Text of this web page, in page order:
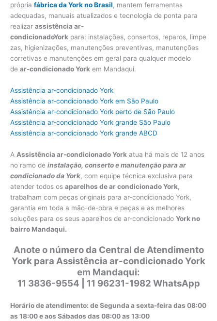
própriafábrica da York no Brasil, mantem ferramentas
adequadas, manuais atualizados e tecnologia de ponta para
realizarassistência ar-
condicionadoYork para: instalações, consertos, reparos, limpe
zas, higienizações, manutenções preventivas, manutenções
corretivas e manutenções em geral para qualquer modelo
dear-condicionado York em Mandaqui.
Assistência ar-condicionado York
Assistência ar-condicionado York em São Paulo
Assistência ar-condicionado York perto de São Paulo
Assistência ar-condicionado York grande São Paulo
Assistência ar-condicionado York grande ABCD
A Assistência ar-condicionado York atua há mais de 12 anos
no ramo deinstalação, conserto e manutenção para ar
condicionado da York, com equipe técnica exclusiva para
atender todos osaparelhos de ar condicionado York,
trabalham com peças originais para ar-condicionado York,
garantia em toda a mão-de-obra e peças e as melhores
soluções para os seus aparelhos de ar-condicionadoYork no
bairro Mandaqui.
Anote o número da Central de Atendimento
York para Assistência ar-condicionado York
em Mandaqui:
11 3836-9554 | 11 96231-1982 WhatsApp
Horário de atendimento: de Segunda a sexta-feira das 08:00
as 18:00 e aos Sábados das 08:00 as 13:00